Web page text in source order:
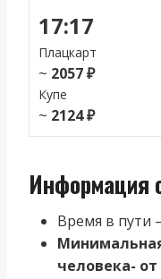
17:17
Плацкарт
~ 2057 ₽
Купе
~ 2124 ₽
Информация
Время в пути
человека- от